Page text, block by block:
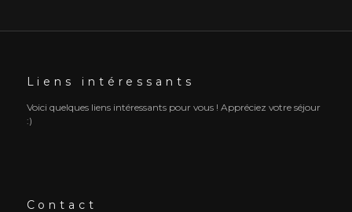
Liens intéressants
Voici quelques liens intéressants pour vous ! Appréciez votre séjour
:)
Contact